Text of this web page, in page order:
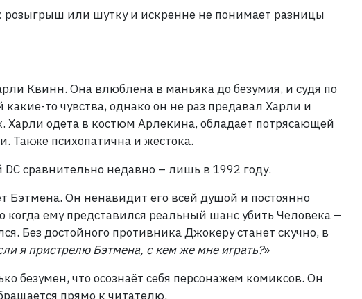
розыгрыш или шутку и искренне не понимает разницы
Квинн. Она влюблена в маньяка до безумия, и судя по
то чувства, однако он не раз предавал Харли и
Харли одета в костюм Арлекина, обладает потрясающей
Также психопатична и жестока.
сравнительно недавно – лишь в 1992 году.
Он ненавидит его всей душой и постоянно
ему представился реальный шанс убить Человека –
Без достойного противника Джокеру станет скучно, в
я пристрелю Бэтмена, с кем же мне играть?»
безумен, что осознаёт себя персонажем комиксов. Он
прямо к читателю.